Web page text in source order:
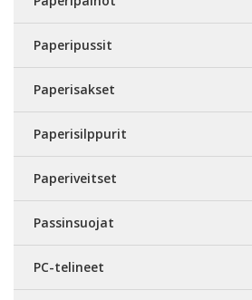
Paperipussit
Paperisakset
Paperisilppurit
Paperiveitset
Passinsuojat
PC-telineet